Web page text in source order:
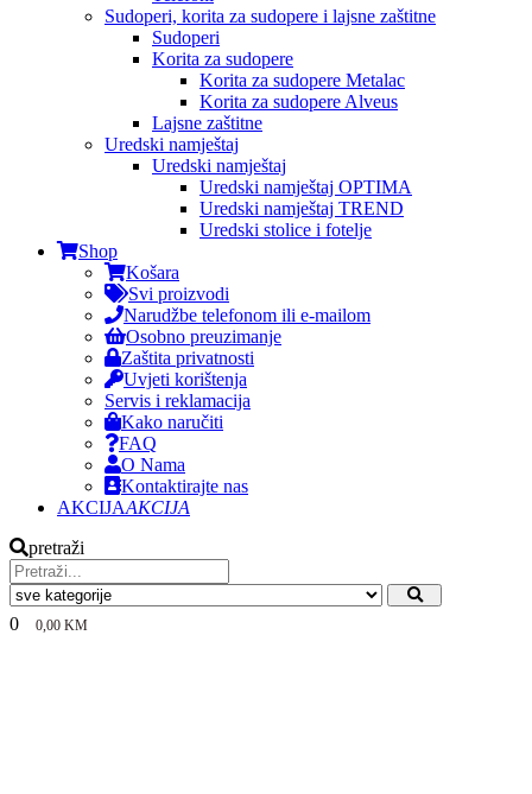
Sudoperi, korita za sudopere i lajsne zaštitne
Sudoperi
Korita za sudopere
Korita za sudopere Metalac
Korita za sudopere Alveus
Lajsne zaštitne
Uredski namještaj
Uredski namještaj
Uredski namještaj OPTIMA
Uredski namještaj TREND
Uredski stolice i fotelje
Shop
Košara
Svi proizvodi
Narudžbe telefonom ili e-mailom
Osobno preuzimanje
Zaštita privatnosti
Uvjeti korištenja
Servis i reklamacija
Kako naručiti
FAQ
O Nama
Kontaktirajte nas
AKCIJAAKCIJA
pretraži
0 0,00 KM